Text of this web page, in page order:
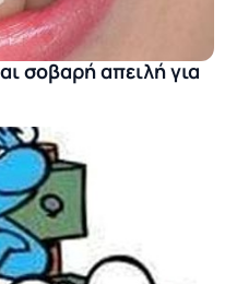
σοβαρή απειλή για